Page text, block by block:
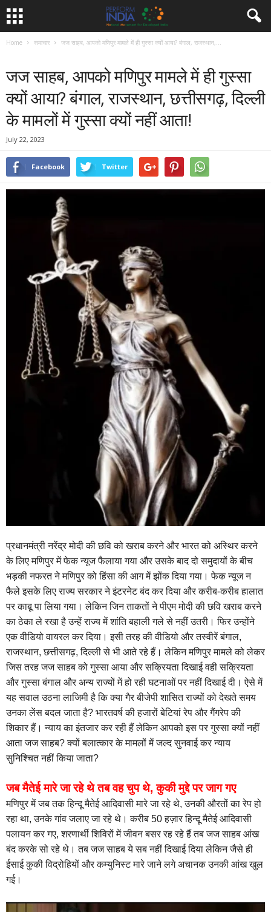
Home समाचार जज साहब, आपको मणिपुर मामले में ही गुस्सा क्यों आया? बंगाल, राजस्थान,...
जज साहब, आपको मणिपुर मामले में ही गुस्सा
क्यों आया? बंगाल, राजस्थान, छत्तीसगढ़, दिल्ली
के मामलों में गुस्सा क्यों नहीं आता!
July 22, 2023
Facebook Twitter
प्रधानमंत्री नरेंद्र मोदी की छवि को खराब करने और भारत को अस्थिर करने
के लिए मणिपुर में फेक न्यूज फैलाया गया और उसके बाद दो समुदायों के बीच
भड़की नफरत ने मणिपुर को हिंसा की आग में झोंक दिया गया। फेक न्यूज न
फैले इसके लिए राज्य सरकार ने इंटरनेट बंद कर दिया और करीब-करीब हालात
पर काबू पा लिया गया। लेकिन जिन ताकतों ने पीएम मोदी की छवि खराब करने
का ठेका ले रखा है उन्हें राज्य में शांति बहाली गले से नहीं उतरी। फिर उन्होंने
एक वीडियो वायरल कर दिया। इसी तरह की वीडियो और तस्वीरें बंगाल,
राजस्थान, छत्तीसगढ़, दिल्ली से भी आते रहे हैं। लेकिन मणिपुर मामले को लेकर
जिस तरह जज साहब को गुस्सा आया और सक्रियता दिखाई वही सक्रियता
और गुस्सा बंगाल और अन्य राज्यों में हो रही घटनाओं पर नहीं दिखाई दी। ऐसे में
यह सवाल उठना लाजिमी है कि क्या गैर बीजेपी शासित राज्यों को देखते समय
उनका लेंस बदल जाता है? भारतवर्ष की हजारों बेटियां रेप और गैंगरेप की
शिकार हैं। न्याय का इंतजार कर रही हैं लेकिन आपको इस पर गुस्सा क्यों नहीं
आता जज साहब? क्यों बलात्कार के मामलों में जल्द सुनवाई कर न्याय
सुनिश्चित नहीं किया जाता?
जब मैतेई मारे जा रहे थे तब वह चुप थे, कुकी मुद्दे पर जाग गए
मणिपुर में जब तक हिन्दू मैतेई आदिवासी मारे जा रहे थे, उनकी औरतों का रेप हो
रहा था, उनके गांव जलाए जा रहे थे। करीब 50 हज़ार हिन्दू मैतेई आदिवासी
पलायन कर गए, शरणार्थी शिविरों में जीवन बसर रह रहे हैं तब जज साहब आंख
बंद करके सो रहे थे। तब जज साहब ये सब नहीं दिखाई दिया लेकिन जैसे ही
ईसाई कुकी विद्रोहियों और कम्युनिस्ट मारे जाने लगे अचानक उनकी आंख खुल
गई।